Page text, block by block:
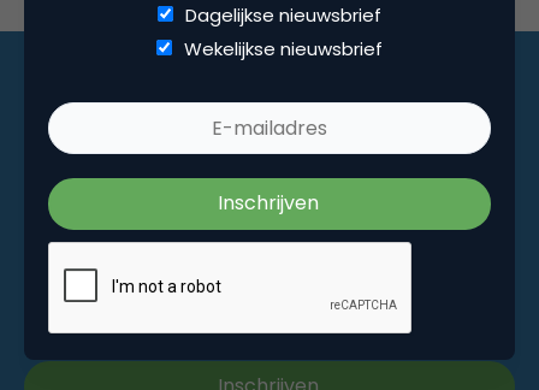
Dagelijkse nieuwsbrief
Wekelijkse nieuwsbrief
Marketingfacts. Elke dag vers. Mis niks!
Dagelijkse nieuwsbrief
Wekelijkse nieuwsbrief